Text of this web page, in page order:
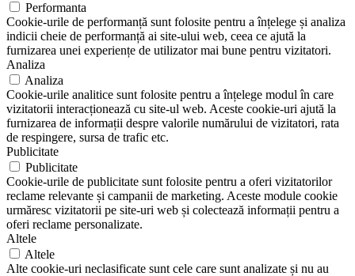
Performanta
Cookie-urile de performanță sunt folosite pentru a înțelege și analiza
indicii cheie de performanță ai site-ului web, ceea ce ajută la
furnizarea unei experiențe de utilizator mai bune pentru vizitatori.
Analiza
Analiza
Cookie-urile analitice sunt folosite pentru a înțelege modul în care
vizitatorii interacționează cu site-ul web. Aceste cookie-uri ajută la
furnizarea de informații despre valorile numărului de vizitatori, rata
de respingere, sursa de trafic etc.
Publicitate
Publicitate
Cookie-urile de publicitate sunt folosite pentru a oferi vizitatorilor
reclame relevante și campanii de marketing. Aceste module cookie
urmăresc vizitatorii pe site-uri web și colectează informații pentru a
oferi reclame personalizate.
Altele
Altele
Alte cookie-uri neclasificate sunt cele care sunt analizate și nu au